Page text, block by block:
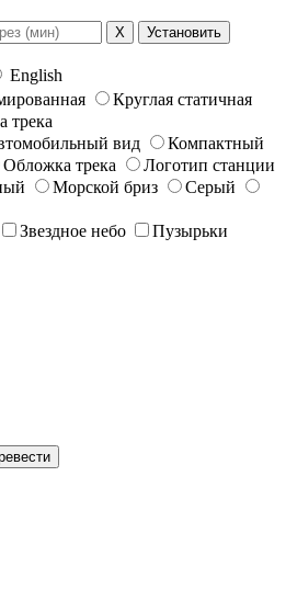
X Установить
English
Круглая статичная
трека
вид
Компактный
Обложка трека
Логотип станции
Морской бриз
Серый
Звездное небо Пузырьки